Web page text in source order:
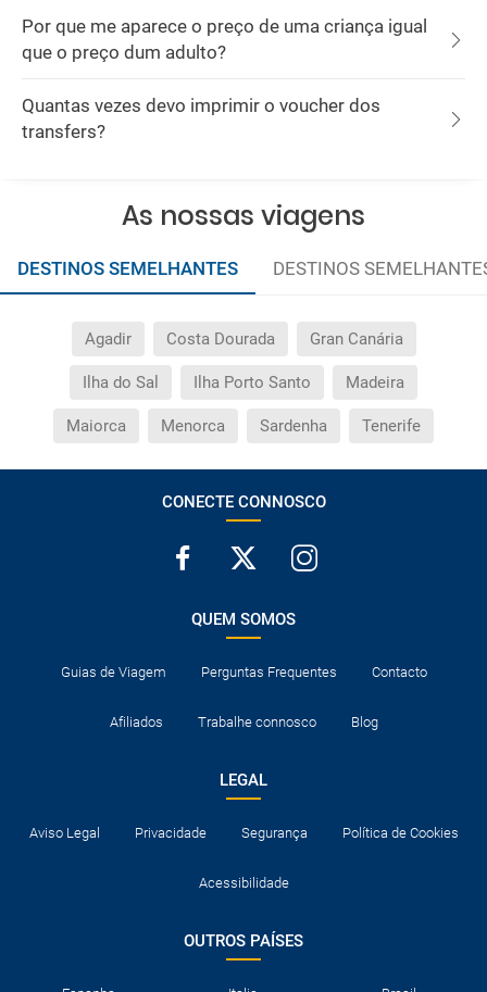
Por que me aparece o preço de uma criança igual
que o preço dum adulto?
Quantas vezes devo imprimir o voucher dos
transfers?
As nossas viagens
DESTINOS SEMELHANTES DESTINOS
Agadir Costa Dourada Gran Canária
Ilha do Sal Ilha Porto Santo Madeira
Maiorca Menorca Sardenha Tenerife
CONECTE CONNOSCO
QUEM SOMOS
Guias de Viagem Perguntas Frequentes Contacto
Afiliados Trabalhe connosco Blog
LEGAL
Aviso Legal Privacidade Segurança Política de Cookies
Acessibilidade
OUTROS PAÍSES